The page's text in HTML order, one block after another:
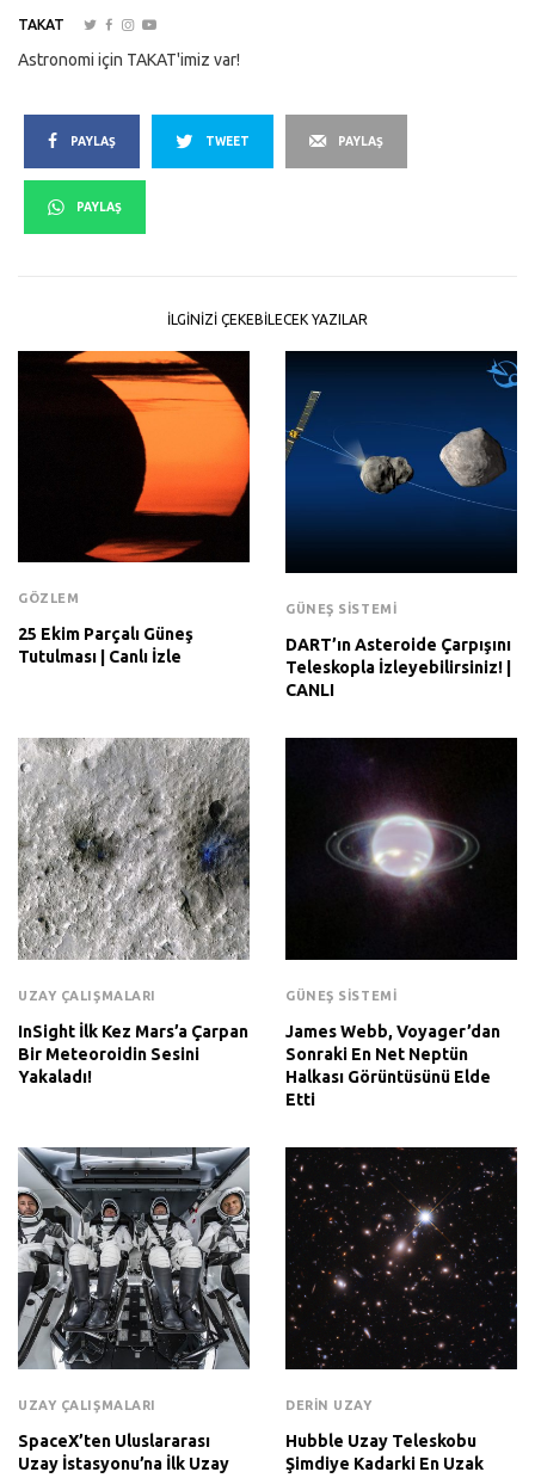
TAKAT
Astronomi için TAKAT'imiz var!
PAYLAŞ TWEET PAYLAŞ
PAYLAŞ
İLGINIZI ÇEKEBILECEK YAZILAR
GÖZLEM
25 Ekim Parçalı Güneş
Tutulması | Canlı İzle
GÜNEŞ SISTEMI
DART’ın Asteroide Çarpışını
Teleskopla İzleyebilirsiniz! |
CANLI
UZAY ÇALIŞMALARI
InSight İlk Kez Mars’a Çarpan
Bir Meteoroidin Sesini
Yakaladı!
GÜNEŞ SISTEMI
James Webb, Voyager’dan
Sonraki En Net Neptün
Halkası Görüntüsünü Elde
Etti
UZAY ÇALIŞMALARI
SpaceX’ten Uluslararası
Uzay İstasyonu’na İlk Uzay
DERIN UZAY
Hubble Uzay Teleskobu
Şimdiye Kadarki En Uzak